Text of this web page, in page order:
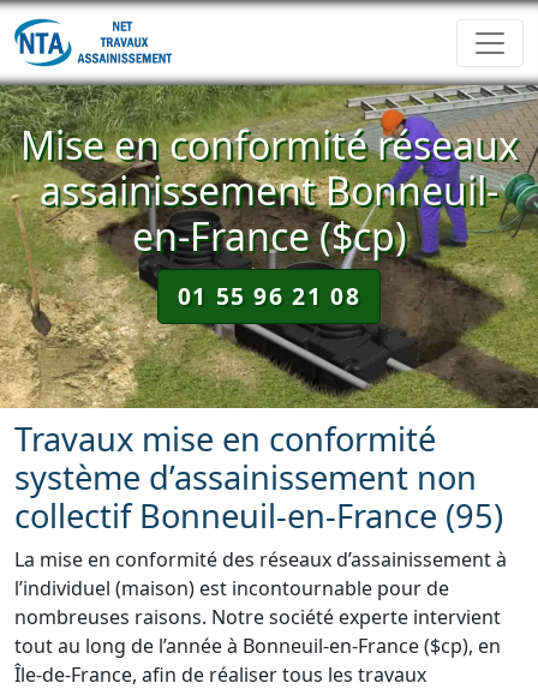
Mise en conformité réseaux
assainissement Bonneuil-
en-France ($cp)
01 55 96 21 08
Travaux mise en conformité
système d’assainissement non
collectif Bonneuil-en-France (95)
La mise en conformité des réseaux d’assainissement à
l’individuel (maison) est incontournable pour de
nombreuses raisons. Notre société experte intervient
tout au long de l’année à Bonneuil-en-France ($cp), en
Île-de-France, afin de réaliser tous les travaux